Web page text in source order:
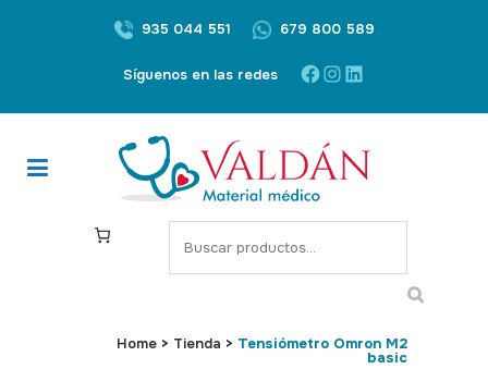
935 044 551 679 800 589
Síguenos en las redes Facebook
Instagram
LinkedIn
S
e
c
Home > Tienda > Tensiómetro Omron M2
basic